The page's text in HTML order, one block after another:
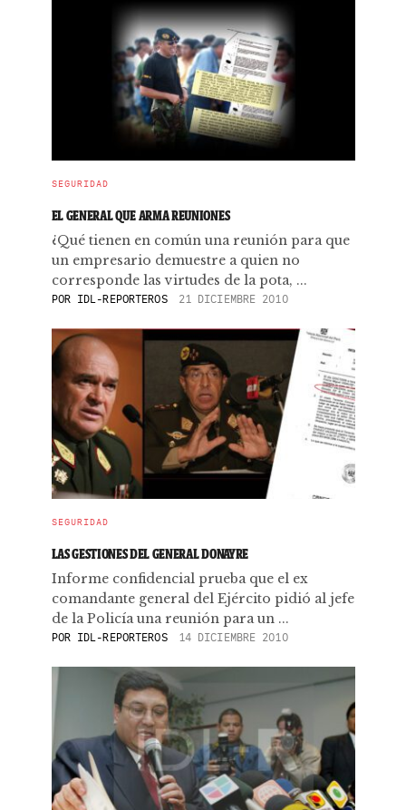
SEGURIDAD
EL GENERAL QUE ARMA REUNIONES
¿Qué tienen en común una reunión para que
un empresario demuestre a quien no
corresponde las virtudes de la pota, ...
POR IDL-REPORTEROS 21 DICIEMBRE 2010
SEGURIDAD
LAS GESTIONES DEL GENERAL DONAYRE
Informe confidencial prueba que el ex
comandante general del Ejército pidió al jefe
de la Policía una reunión para un ...
POR IDL-REPORTEROS 14 DICIEMBRE 2010